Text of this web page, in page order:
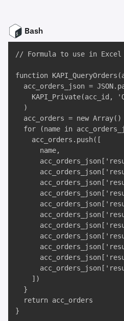
Bash
// Formula to use in Excel
function
acc_orders_json =
KAPI_Private(acc_id,
  )
  acc_orders = new Array()
for (name in
    acc_orders.push([
      name,
    ])
  }
  return acc_orders
}